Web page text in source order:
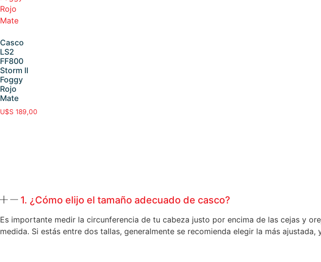
Casco
LS2
FF800
Storm II
Foggy
Rojo
Mate
U$S 189,00
1. ¿Cómo elijo el tamaño adecuado de casco?
Es importante medir la circunferencia de tu cabeza justo por encima de las cejas y
medida. Si estás entre dos tallas, generalmente se recomienda elegir la más